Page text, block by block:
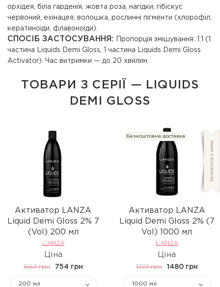
орхідея, біла гарденія, жовта роза, нагідки, гібіскус
червоний, ехінацея, волошка, рослинні пігменти (хлорофіл,
кератиноіди, флавоноіди).
СПОСІБ ЗАСТОСУВАННЯ:
Пропорція змішування: 1:1 (1
частина Liquids Demi Gloss, 1 частина Liquids Demi Gloss
Activator). Час витримки — до 20 хвилин.
ТОВАРИ З СЕРІЇ — LIQUIDS
DEMI GLOSS
Активатор LANZA
Liquid Demi Gloss 2% 7
(Vol) 200 мл
L'ANZA
Ціна
867 грн 754 грн
200 мл
Безкоштовна доставка
Активатор LANZA
Liquid Demi Gloss 2% (7
Vol) 1000 мл
L'ANZA
Ціна
1701 грн 1480 грн
1000 мл